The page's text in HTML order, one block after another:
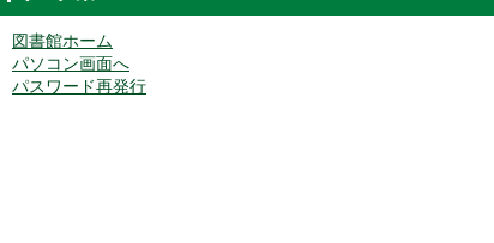
図書館ホーム
パソコン画面へ
パスワード再発行